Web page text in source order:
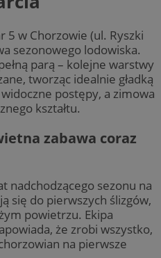
5 w Chorzowie (ul. Ryszki
sezonowego lodowiska.
parą – kolejne warstwy
tworząc idealnie gładką
postępy, a zimowa
kształtu.
zabawa coraz
nadchodzącego sezonu na
się do pierwszych ślizgów,
powietrzu. Ekipa
że zrobi wszystko,
na pierwsze